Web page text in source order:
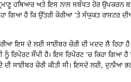
ਹਥਿਆਰ ਅਤੇ ਇਸ ਨਾਲ ਸਬੰਧਤ ਹੋਰ ਉਪਕਰਨ
ਗਿਆ ਹੈ ਕਿ ਉੱਤਰੀ ਕੋਰੀਆ ‘ਤੇ ਸੰਯੁਕਤ ਰਾਸ਼ਟਰ
ਇਸ ਦੇ ਲਈ ਸਾਈਬਰ ਚੋਰੀ ਦੀ ਮਦਦ ਲੈ ਰਿਹਾ
ਨੂੰ ਰਿਪੋਰਟ ਸੌਂਪੀ ਹੈ। ਇਸ ਰਿਪੋਰਟ ‘ਚ ਕਿਹਾ ਗਿਆ
ਦੀ ਸਾਈਬਰ ਚੋਰੀ ਕੀਤੀ ਸੀ। ਇਸਦੇ ਲਈ, ਦੁਨੀਆ